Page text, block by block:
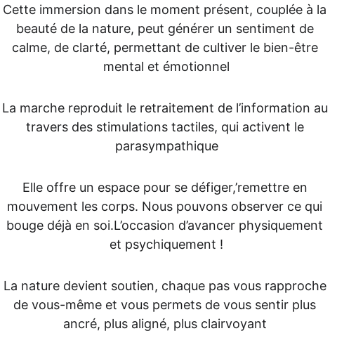
Cette immersion dans le moment présent, couplée à la
beauté de la nature, peut générer un sentiment de
calme, de clarté, permettant de cultiver le bien-être
mental et émotionnel
La marche reproduit le retraitement de l’information au
travers des stimulations tactiles, qui activent le
parasympathique
Elle offre un espace pour se défiger,’remettre en
mouvement les corps. Nous pouvons observer ce qui
bouge déjà en soi.L’occasion d’avancer physiquement
et psychiquement !
La nature devient soutien, chaque pas vous rapproche
de vous-même et vous permets de vous sentir plus
ancré, plus aligné, plus clairvoyant